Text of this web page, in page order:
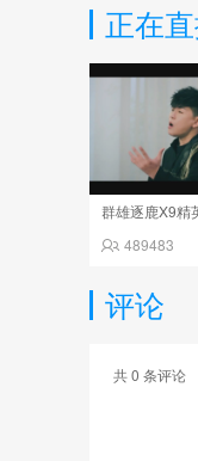
正在
489483
评论
共0 条评论